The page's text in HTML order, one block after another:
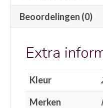
Beoordelingen (0)
Extra
Kleur
Merken